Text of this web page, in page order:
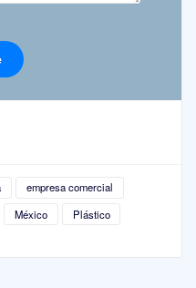
empresa comercial
México
Plástico